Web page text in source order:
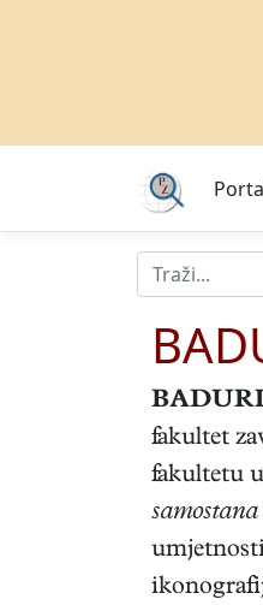
fakultet
fakultetu